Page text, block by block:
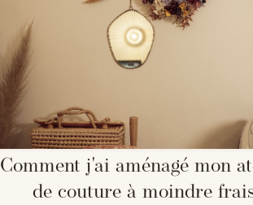
Comment j'ai aménagé mon
de couture à moindre